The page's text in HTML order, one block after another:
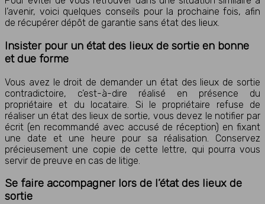
l’avenir, voici quelques conseils pour la prochaine fois, afin
de récupérer dépôt de garantie sans état des lieux.
Insister pour un état des lieux de sortie en bonne
et due forme
Vous avez le droit de demander un état des lieux de sortie
contradictoire, c’est-à-dire réalisé en présence du
propriétaire et du locataire. Si le propriétaire refuse de
réaliser un état des lieux de sortie, vous devez le notifier par
écrit (en recommandé avec accusé de réception) en fixant
une date et une heure pour sa réalisation. Conservez
précieusement une copie de cette lettre, qui pourra vous
servir de preuve en cas de litige.
Se faire accompagner lors de l’état des lieux de
sortie